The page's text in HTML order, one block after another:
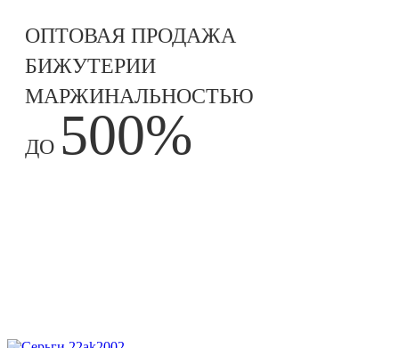
ОПТОВАЯ ПРОДАЖА
БИЖУТЕРИИ
МАРЖИНАЛЬНОСТЬЮ
ДО 500%